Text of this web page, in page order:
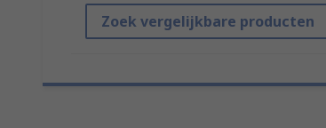
Zoek vergelijkbare producten